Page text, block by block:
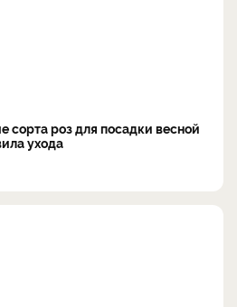
сорта роз для посадки весной
ухода